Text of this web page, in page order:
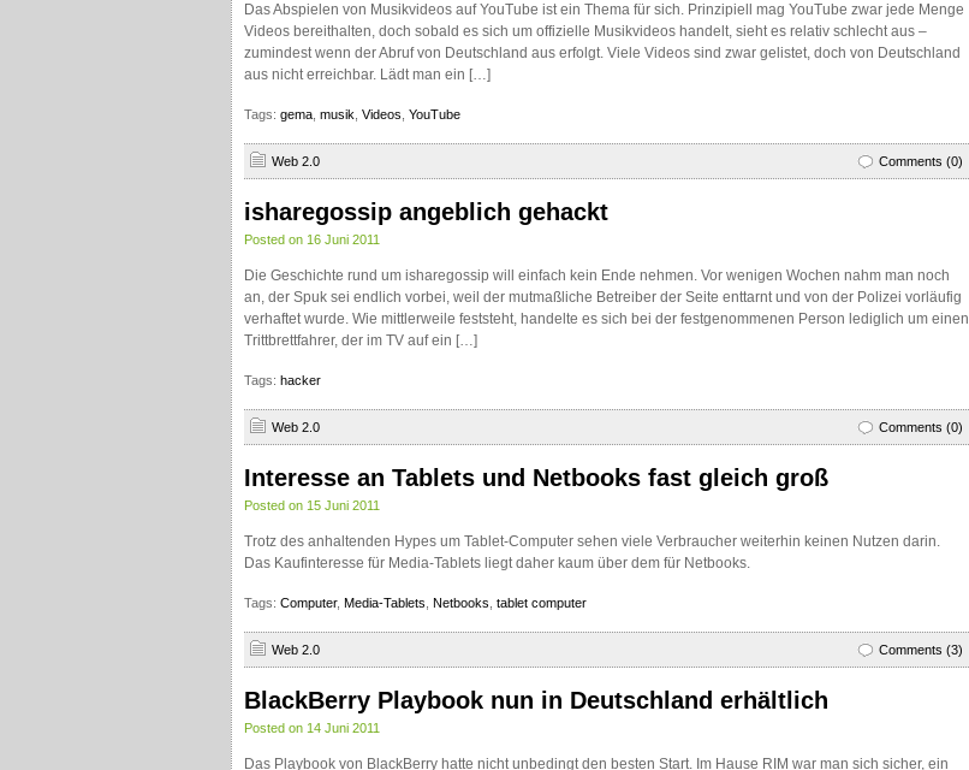
Das Abspielen von Musikvideos auf YouTube ist ein Thema für sich. Prinzipiell mag YouTube zwar jede Menge
Videos bereithalten, doch sobald es sich um offizielle Musikvideos handelt, sieht es relativ schlecht aus –
zumindest wenn der Abruf von Deutschland aus erfolgt. Viele Videos sind zwar gelistet, doch von Deutschland
aus nicht erreichbar. Lädt man ein […]
Tags: gema musik Videos YouTube
Web 2.0 Comments (0)
isharegossip angeblich gehackt
Posted on 16 Juni 2011
Die Geschichte rund um isharegossip will einfach kein Ende nehmen. Vor wenigen Wochen nahm man noch
an, der Spuk sei endlich vorbei, weil der mutmaßliche Betreiber der Seite enttarnt und von der Polizei vorläufig
verhaftet wurde. Wie mittlerweile feststeht, handelte es sich bei der festgenommenen Person lediglich um einen
Trittbrettfahrer, der im TV auf ein […]
Tags: hacker
Web 2.0 Comments (0)
Interesse an Tablets und Netbooks fast gleich groß
Posted on 15 Juni 2011
Trotz des anhaltenden Hypes um Tablet-Computer sehen viele Verbraucher weiterhin keinen Nutzen darin.
Das Kaufinteresse für Media-Tablets liegt daher kaum über dem für Netbooks.
Tags: Computer, Media-Tablets Netbooks tablet computer
Web 2.0 Comments (3)
BlackBerry Playbook nun in Deutschland erhältlich
Posted on 14 Juni 2011
Das Playbook von BlackBerry hatte nicht unbedingt den besten Start. Im Hause RIM war man sich sicher, ein